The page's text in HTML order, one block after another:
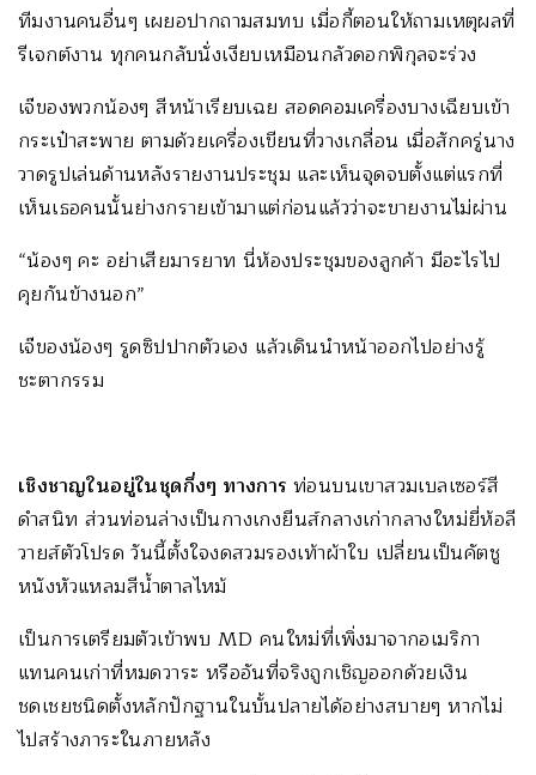
ทีมงานคนอื่นๆ เผยอปากถามสมทบ เมื่อกี้ตอนให้ถามเหตุผลที่
รีเจกต์งาน ทุกคนกลับนั่งเงียบเหมือนกลัวดอกพิกุลจะร่วง
เจ๊ของพวกน้องๆ สีหน้าเรียบเฉย สอดคอมเครื่องบางเฉียบเข้า
กระเป๋าสะพาย ตามด้วยเครื่องเขียนที่วางเกลื่อน เมื่อสักครู่นาง
วาดรูปเล่นด้านหลังรายงานประชุม และเห็นจุดจบตั้งแต่แรกที่
เห็นเธอคนนั้นย่างกรายเข้ามาแต่ก่อนแล้วว่าจะขายงานไม่ผ่าน
“น้องๆ คะ อย่าเสียมารยาท นี่ห้องประชุมของลูกค้า มีอะไรไป
คุยกันข้างนอก”
เจ๊ของน้องๆ รูดซิปปากตัวเอง แล้วเดินนำหน้าออกไปอย่างรู้
ชะตากรรม
เชิงชาญในอยู่ในชุดกึ่งๆ ทางการ ท่อนบนเขาสวมเบลเซอร์สี
ดำสนิท ส่วนท่อนล่างเป็นกางเกงยีนส์กลางเก่ากลางใหม่ยี่ห้อลี
วายส์ตัวโปรด วันนี้ตั้งใจงดสวมรองเท้าผ้าใบ เปลี่ยนเป็นคัตชู
หนังหัวแหลมสีน้ำตาลไหม้
เป็นการเตรียมตัวเข้าพบ MD คนใหม่ที่เพิ่งมาจากอเมริกา
แทนคนเก่าที่หมดวาระ หรืออันที่จริงถูกเชิญออกด้วยเงิน
ชดเชยชนิดตั้งหลักปักฐานในบั้นปลายได้อย่างสบายๆ หากไม่
ไปสร้างภาระในภายหลัง